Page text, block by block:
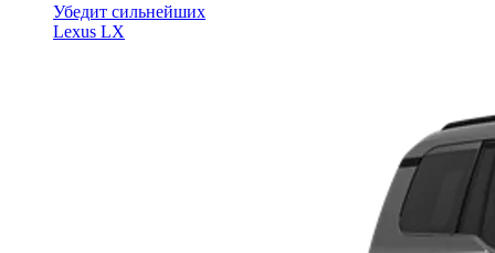
Убедит сильнейших
Lexus LX